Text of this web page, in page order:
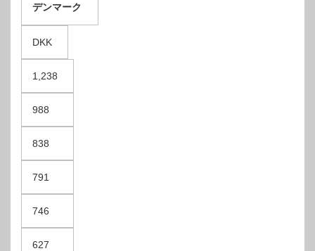
デンマーク
DKK
1,238
988
838
791
746
627